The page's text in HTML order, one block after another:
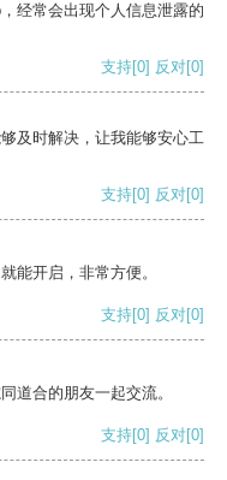
经常会出现个人信息泄露的
支持[0] 反对[0]
及时解决，让我能够安心工
支持[0] 反对[0]
能开启，非常方便。
支持[0] 反对[0]
道合的朋友一起交流。
支持[0] 反对[0]